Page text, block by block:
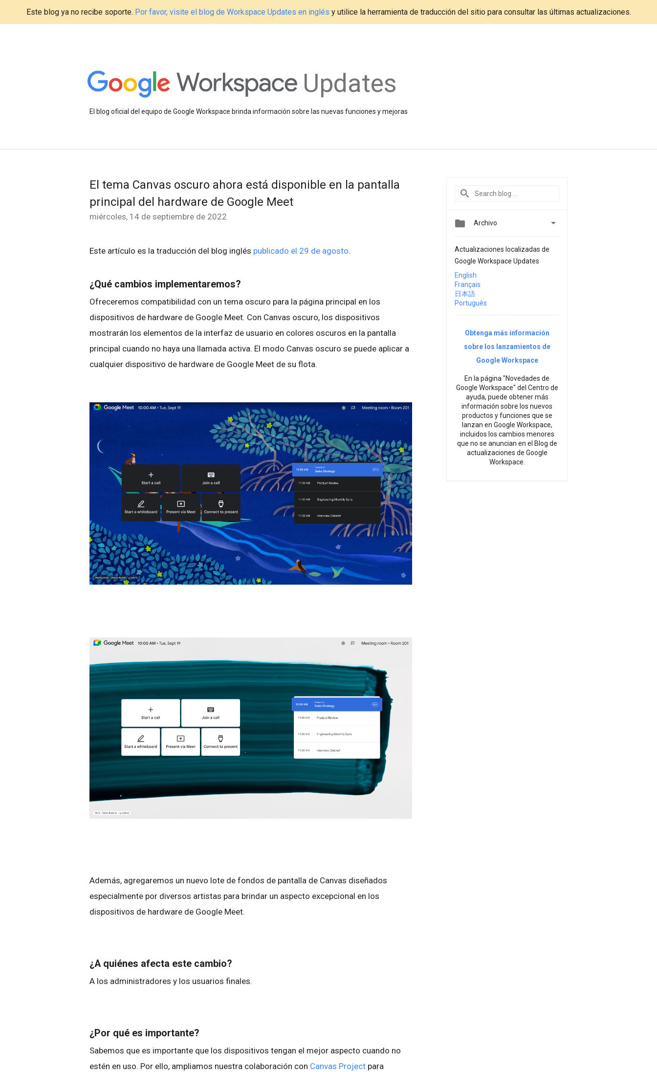
Este blog ya no recibe soporte. Por favor, visite el blog de Workspace Updates en inglés y utilice la herramienta de traducción del sitio para consultar las últimas actualizaciones.
Updates
El blog oficial del equipo de Google Workspace brinda información sobre las nuevas funciones y mejoras
El tema Canvas oscuro ahora está disponible en la pantalla
principal del hardware de Google Meet
miércoles, 14 de septiembre de 2022
Este artículo es la traducción del blog inglés publicado el 29 de agosto.
¿Qué cambios implementaremos?
Ofreceremos compatibilidad con un tema oscuro para la página principal en los
dispositivos de hardware de Google Meet. Con Canvas oscuro, los dispositivos
mostrarán los elementos de la interfaz de usuario en colores oscuros en la pantalla
principal cuando no haya una llamada activa. El modo Canvas oscuro se puede aplicar a
cualquier dispositivo de hardware de Google Meet de su flota.
Además, agregaremos un nuevo lote de fondos de pantalla de Canvas diseñados
especialmente por diversos artistas para brindar un aspecto excepcional en los
dispositivos de hardware de Google Meet.
¿A quiénes afecta este cambio?
A los administradores y los usuarios finales.
¿Por qué es importante?
Sabemos que es importante que los dispositivos tengan el mejor aspecto cuando no
estén en uso. Por ello, ampliamos nuestra colaboración con Canvas Project para
 Archivo 
Actualizaciones localizadas de
Google Workspace Updates
English
Français
日本語
Português
Obtenga más información
sobre los lanzamientos de
Google Workspace
En la página "Novedades de
Google Workspace" del Centro de
ayuda, puede obtener más
información sobre los nuevos
productos y funciones que se
lanzan en Google Workspace,
incluidos los cambios menores
que no se anuncian en el Blog de
actualizaciones de Google
Workspace.